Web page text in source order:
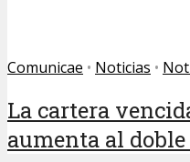
Comunicae • Noticias •
La cartera
aumenta al doble